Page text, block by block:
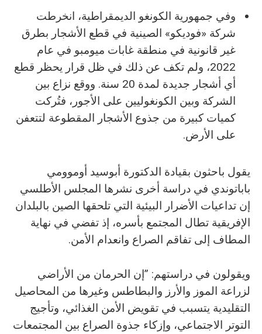
وفي جمهورية الكونغو الديمقراطية، انخرطت
شركة «فوديكو» الصينية في قطع الأشجار بطرق
غير قانونية في منطقة غابات ميومبو في عام
2022، ولم تكف عن ذلك في ظل قرار يحظر قطع
أي أشجار جديدة لمدة 20 سنة. ووقع نزاع بين
الشركة وبين الكونغوليين على الأجور، فتُركت
كميات كبيرة من جذوع الأشجار المقطوعة لتتعفن
على الأرض.
يقول باحثون بقيادة الدكتورة أبوسيد أوموومي
باباتوندي في دراسة أخرى نشرها المجلس الأطلسي
إن تداعيات الأضرار البيئية التي تلحقها الصين بالبلدان
الإفريقية تطال المجتمع بأسره، إذ تفضي في نهاية
المطاف إلى تفاقم الصراع وانعدام الأمن.
ويقولون في دراستهم: ”إن الحرمان من الأراضي
لزراعة الموز والأرز والبطاطس وغيرها من المحاصيل
التقليدية يتسبب في تقويض الأمن الغذائي، وتأجيج
التوتر الاجتماعي، وإزكاء جذوة الصراع بين المجتمعات